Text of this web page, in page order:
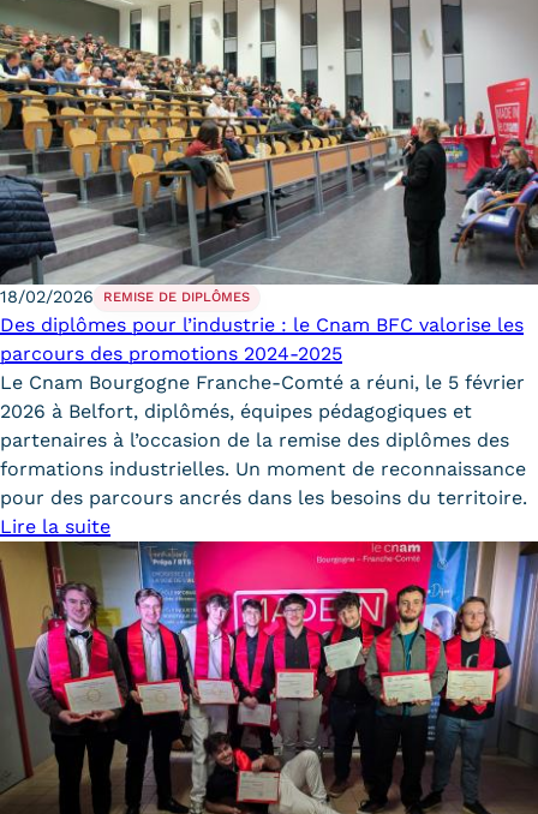
18/02/2026 REMISE DE DIPLÔMES
Des diplômes pour l’industrie : le Cnam BFC valorise les
parcours des promotions 2024-2025
Le Cnam Bourgogne Franche-Comté a réuni, le 5 février
2026 à Belfort, diplômés, équipes pédagogiques et
partenaires à l’occasion de la remise des diplômes des
formations industrielles. Un moment de reconnaissance
pour des parcours ancrés dans les besoins du territoire.
Lire la suite